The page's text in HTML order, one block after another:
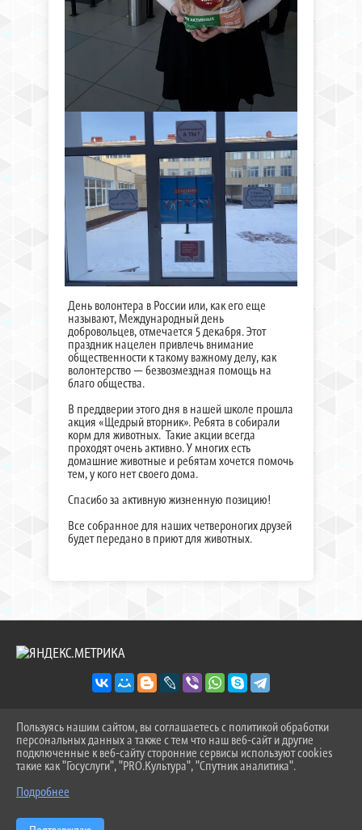
День волонтера в России или, как его еще
называют, Международный день
добровольцев, отмечается 5 декабря. Этот
праздник нацелен привлечь внимание
общественности к такому важному делу, как
волонтерство — безвозмездная помощь на
благо общества.
В преддверии этого дня в нашей школе прошла
акция «Щедрый вторник». Ребята в собирали
корм для животных. Такие акции всегда
проходят очень активно. У многих есть
домашние животные и ребятам хочется помочь
тем, у кого нет своего дома.
Спасибо за активную жизненную позицию!
Все собранное для наших четвероногих друзей
будет передано в приют для животных.
^
2026 Г. SOSH-9TOB.RU
ВХОД
КАРТА САЙТА
СДЕЛАНО НА KUBCMS
Пользуясь нашим сайтом, вы соглашаетесь с политикой обработки
персональных данных а также с тем что наш веб-сайт и другие
подключенные к веб-сайту сторонние сервисы используют cookies
такие как "Госуслуги", "PRO.Культура", "Спутник аналитика".
Подробнее